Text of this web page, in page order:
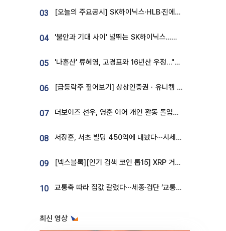
03 [오늘의 주요공시] SK하이닉스·HLB·진에어·포스코홀딩스·네이버·대우건설 등
04 '불안과 기대 사이' 널뛰는 SK하이닉스…증권가 "HBM4·LTA 기반 펀터멘털 견고"
05 '나혼산' 류혜영, 고경표와 16년산 우정…"자취방서 부모님과 마주쳐"
06 [급등락주 짚어보기] 상상인증권ㆍ유니켐 2연속, 본느 6연속 ‘상한가’⋯M&A 훈풍 분 증시
07 더보이즈 선우, 영훈 이어 개인 활동 돌입⋯앳에어리어와 전속계약
08 서장훈, 서초 빌딩 450억에 내놨다⋯시세차익은
09 [넥스블록][인기 검색 코인 톱15] XRP 거래량 14억달러…ETHGas 급등·Bless 급락…고변동 알트 부각
10 교통축 따라 집값 갈렸다⋯세종·검단 ‘교통 프리미엄’ 뚜렷
최신 영상